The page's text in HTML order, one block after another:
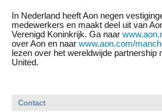
In Nederland heeft Aon negen
medewerkers en maakt deel uit van
Verenigd Koninkrijk. Ga naar
over Aon en naar www.aon.com/
lezen over het wereldwijde partnership
United.
Contact